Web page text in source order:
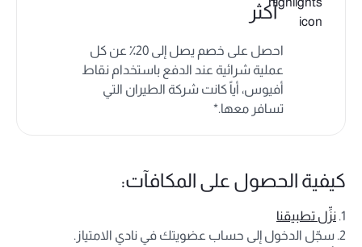
أكثر
احصل على خصم يصل إلى 20٪
عن كل
عملية شرائية عند الدفع باستخدام نقاط
أفيوس، أياً كانت شركة الطيران التي
تسافر معها.*
كيفية الحصول على المكافآت:
1. نزِّل تطبيقنا
2. سجّل الدخول إلى حساب عضويتك في نادي الامتياز.